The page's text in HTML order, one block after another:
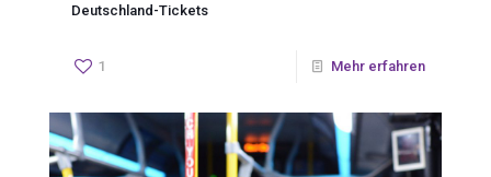
Deutschland-Tickets
1 Mehr erfahren